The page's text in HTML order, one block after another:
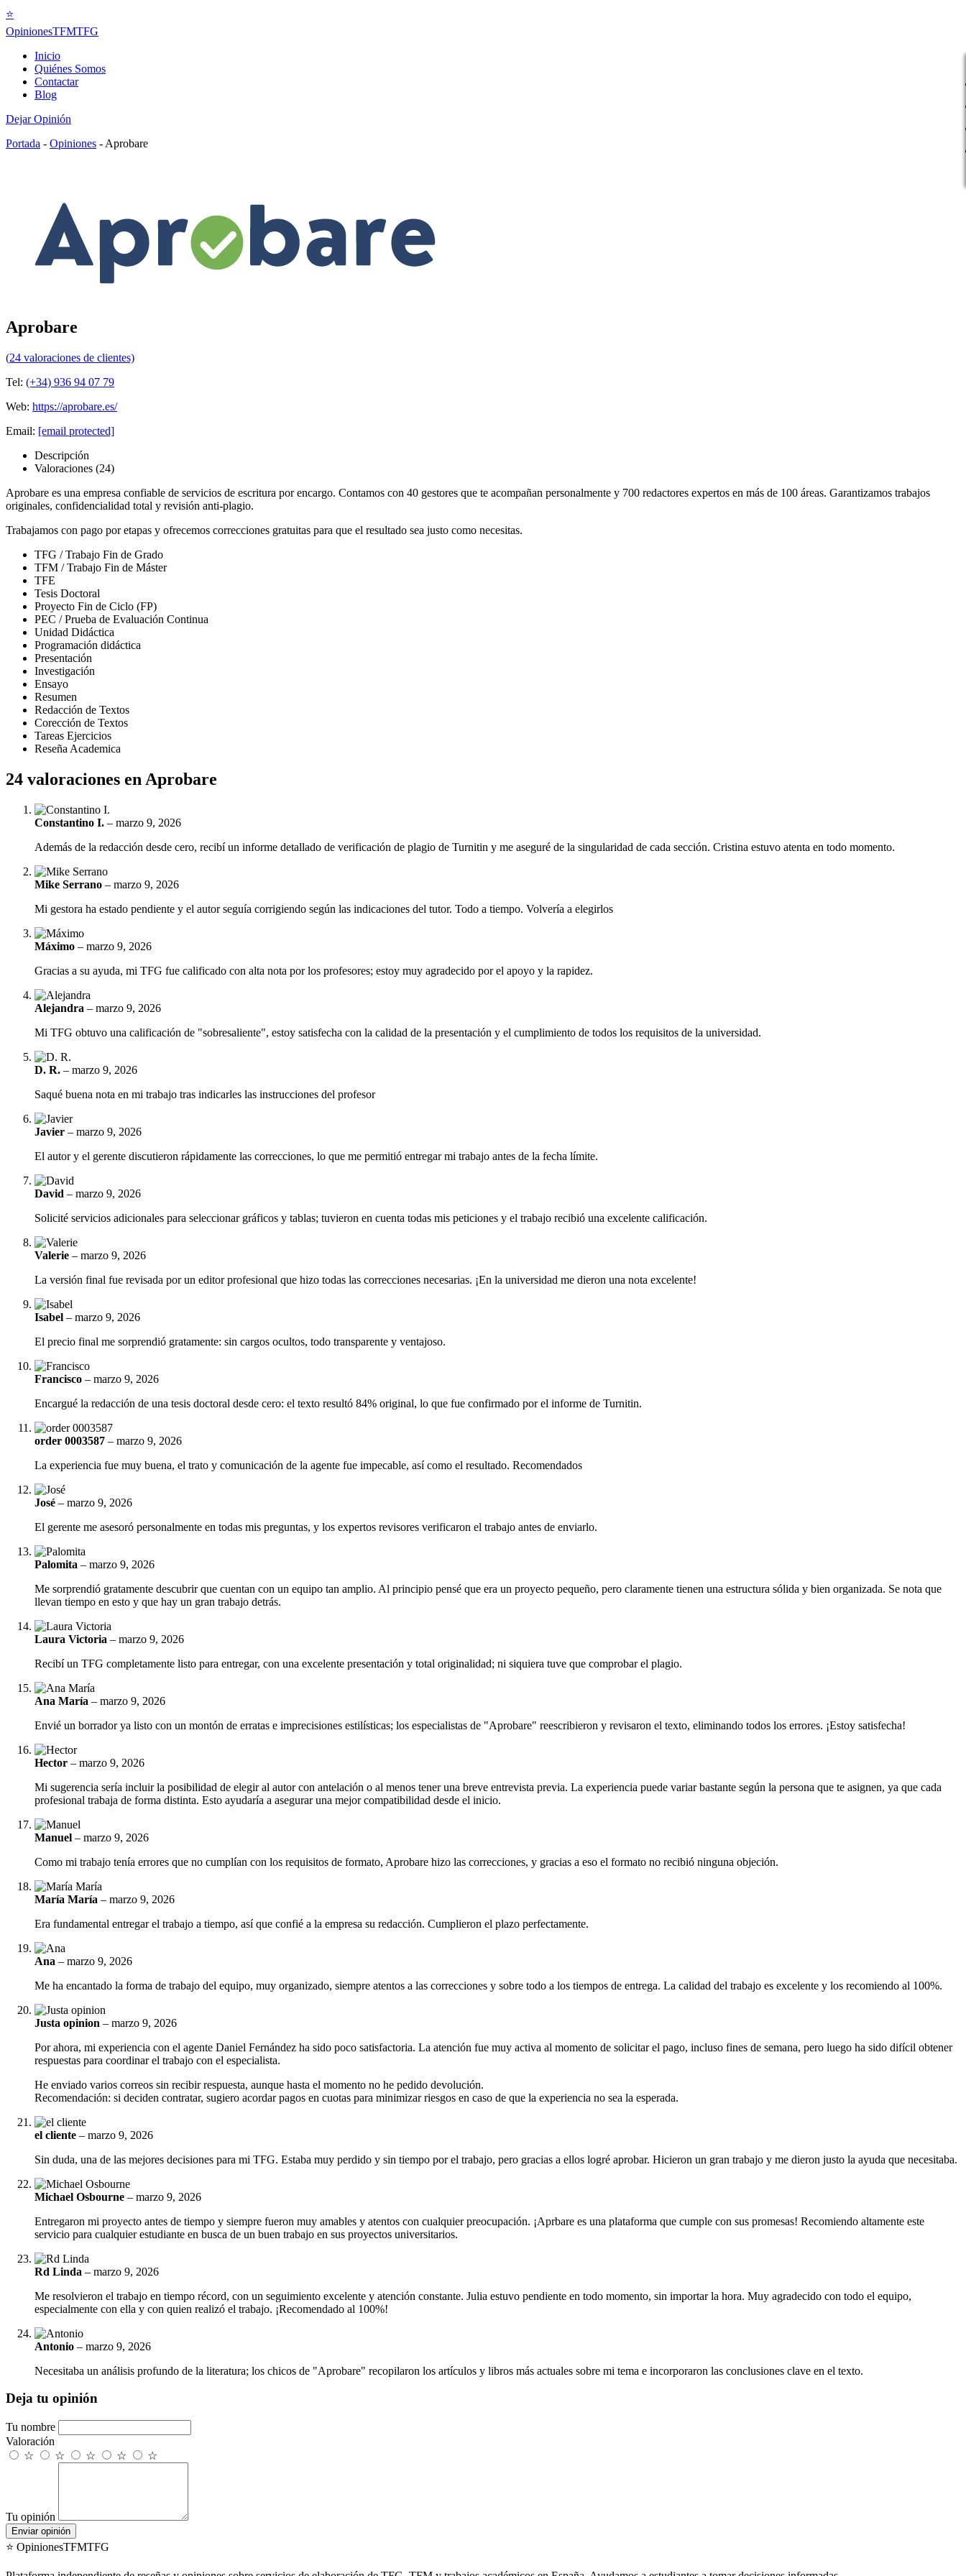
⭐
OpinionesTFMTFG
Inicio
Quiénes Somos
Contactar
Blog
Dejar Opinión
Portada - Opiniones - Aprobare
Aprobare
(24 valoraciones de clientes)
Tel: (+34) 936 94 07 79
Web: https://aprobare.es/
Email: [email protected]
Descripción
Valoraciones (24)
Aprobare es una empresa confiable de servicios de escritura por encargo. Contamos con 40 gestores que te acompañan personalmente y 700 redactores expertos en más de 100 áreas. Garantizamos trabajos
originales, confidencialidad total y revisión anti-plagio.
Trabajamos con pago por etapas y ofrecemos correcciones gratuitas para que el resultado sea justo como necesitas.
TFG / Trabajo Fin de Grado
TFM / Trabajo Fin de Máster
TFE
Tesis Doctoral
Proyecto Fin de Ciclo (FP)
PEC / Prueba de Evaluación Continua
Unidad Didáctica
Programación didáctica
Presentación
Investigación
Ensayo
Resumen
Redacción de Textos
Corección de Textos
Tareas Ejercicios
Reseña Academica
24 valoraciones en Aprobare
Constantino I. – marzo 9, 2026
Además de la redacción desde cero, recibí un informe detallado de verificación de plagio de Turnitin y me aseguré de la singularidad de cada sección. Cristina estuvo atenta en todo momento.
Mike Serrano – marzo 9, 2026
Mi gestora ha estado pendiente y el autor seguía corrigiendo según las indicaciones del tutor. Todo a tiempo. Volvería a elegirlos
Máximo – marzo 9, 2026
Gracias a su ayuda, mi TFG fue calificado con alta nota por los profesores; estoy muy agradecido por el apoyo y la rapidez.
Alejandra – marzo 9, 2026
Mi TFG obtuvo una calificación de "sobresaliente", estoy satisfecha con la calidad de la presentación y el cumplimiento de todos los requisitos de la universidad.
D. R. – marzo 9, 2026
Saqué buena nota en mi trabajo tras indicarles las instrucciones del profesor
Javier – marzo 9, 2026
El autor y el gerente discutieron rápidamente las correcciones, lo que me permitió entregar mi trabajo antes de la fecha límite.
David – marzo 9, 2026
Solicité servicios adicionales para seleccionar gráficos y tablas; tuvieron en cuenta todas mis peticiones y el trabajo recibió una excelente calificación.
Valerie – marzo 9, 2026
La versión final fue revisada por un editor profesional que hizo todas las correcciones necesarias. ¡En la universidad me dieron una nota excelente!
Isabel – marzo 9, 2026
El precio final me sorprendió gratamente: sin cargos ocultos, todo transparente y ventajoso.
Francisco – marzo 9, 2026
Encargué la redacción de una tesis doctoral desde cero: el texto resultó 84% original, lo que fue confirmado por el informe de Turnitin.
order 0003587 – marzo 9, 2026
La experiencia fue muy buena, el trato y comunicación de la agente fue impecable, así como el resultado. Recomendados
José – marzo 9, 2026
El gerente me asesoró personalmente en todas mis preguntas, y los expertos revisores verificaron el trabajo antes de enviarlo.
Palomita – marzo 9, 2026
Me sorprendió gratamente descubrir que cuentan con un equipo tan amplio. Al principio pensé que era un proyecto pequeño, pero claramente tienen una estructura sólida y bien organizada. Se nota que
llevan tiempo en esto y que hay un gran trabajo detrás.
Laura Victoria – marzo 9, 2026
Recibí un TFG completamente listo para entregar, con una excelente presentación y total originalidad; ni siquiera tuve que comprobar el plagio.
Ana María – marzo 9, 2026
Envié un borrador ya listo con un montón de erratas e imprecisiones estilísticas; los especialistas de "Aprobare" reescribieron y revisaron el texto, eliminando todos los errores. ¡Estoy satisfecha!
Hector – marzo 9, 2026
Mi sugerencia sería incluir la posibilidad de elegir al autor con antelación o al menos tener una breve entrevista previa. La experiencia puede variar bastante según la persona que te asignen, ya que cada
profesional trabaja de forma distinta. Esto ayudaría a asegurar una mejor compatibilidad desde el inicio.
Manuel – marzo 9, 2026
Como mi trabajo tenía errores que no cumplían con los requisitos de formato, Aprobare hizo las correcciones, y gracias a eso el formato no recibió ninguna objeción.
María María – marzo 9, 2026
Era fundamental entregar el trabajo a tiempo, así que confié a la empresa su redacción. Cumplieron el plazo perfectamente.
Ana – marzo 9, 2026
Me ha encantado la forma de trabajo del equipo, muy organizado, siempre atentos a las correcciones y sobre todo a los tiempos de entrega. La calidad del trabajo es excelente y los recomiendo al 100%.
Justa opinion – marzo 9, 2026
Por ahora, mi experiencia con el agente Daniel Fernández ha sido poco satisfactoria. La atención fue muy activa al momento de solicitar el pago, incluso fines de semana, pero luego ha sido difícil obtener
respuestas para coordinar el trabajo con el especialista.
He enviado varios correos sin recibir respuesta, aunque hasta el momento no he pedido devolución.
Recomendación: si deciden contratar, sugiero acordar pagos en cuotas para minimizar riesgos en caso de que la experiencia no sea la esperada.
el cliente – marzo 9, 2026
Sin duda, una de las mejores decisiones para mi TFG. Estaba muy perdido y sin tiempo por el trabajo, pero gracias a ellos logré aprobar. Hicieron un gran trabajo y me dieron justo la ayuda que necesitaba.
Michael Osbourne – marzo 9, 2026
Entregaron mi proyecto antes de tiempo y siempre fueron muy amables y atentos con cualquier preocupación. ¡Aprbare es una plataforma que cumple con sus promesas! Recomiendo altamente este
servicio para cualquier estudiante en busca de un buen trabajo en sus proyectos universitarios.
Rd Linda – marzo 9, 2026
Me resolvieron el trabajo en tiempo récord, con un seguimiento excelente y atención constante. Julia estuvo pendiente en todo momento, sin importar la hora. Muy agradecido con todo el equipo,
especialmente con ella y con quien realizó el trabajo. ¡Recomendado al 100%!
Antonio – marzo 9, 2026
Necesitaba un análisis profundo de la literatura; los chicos de "Aprobare" recopilaron los artículos y libros más actuales sobre mi tema e incorporaron las conclusiones clave en el texto.
Deja tu opinión
Tu nombre
Valoración
☆
☆ ☆ ☆ ☆
Tu opinión
Enviar opinión
⭐ OpinionesTFMTFG